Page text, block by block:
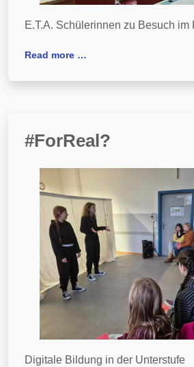
E.T.A. Schülerinnen zu Besuch im
Read more …
#ForReal?
Digitale Bildung in der Unterstufe